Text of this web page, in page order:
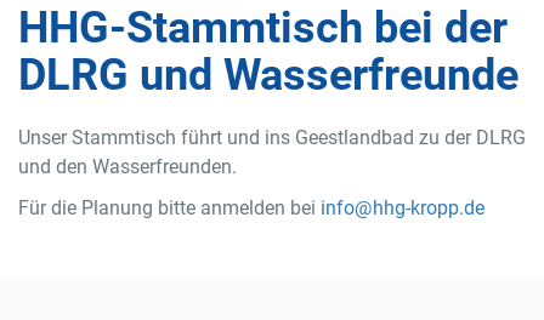
HHG-Stammtisch bei der
DLRG und Wasserfreunde
Unser Stammtisch führt und ins Geestlandbad zu der DLRG
und den Wasserfreunden.
Für die Planung bitte anmelden bei info@hhg-kropp.de